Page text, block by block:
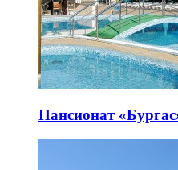
Пансионат